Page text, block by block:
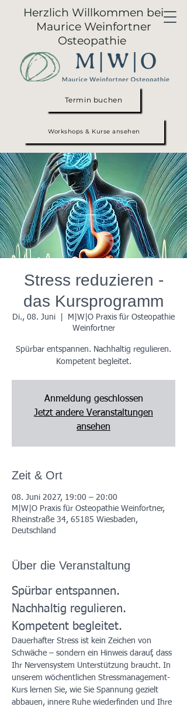
Herzlich Willkommen bei
Maurice Weinfortner
Osteopathie
Termin buchen
Workshops & Kurse ansehen
Stress reduzieren -
das Kursprogramm
Di., 08. Juni
M|W|O Praxis für Osteopathie
Weinfortner
Spürbar entspannen. Nachhaltig regulieren.
Kompetent begleitet.
Anmeldung geschlossen
Jetzt andere Veranstaltungen
ansehen
Zeit & Ort
08. Juni 2027, 19:00 – 20:00
M|W|O Praxis für Osteopathie Weinfortner,
Rheinstraße 34, 65185 Wiesbaden,
Deutschland
Über die Veranstaltung
Spürbar entspannen.
Nachhaltig regulieren.
Kompetent begleitet.
Dauerhafter Stress ist kein Zeichen von
Schwäche – sondern ein Hinweis darauf, dass
Ihr Nervensystem Unterstützung braucht. In
unserem wöchentlichen Stressmanagement-
Kurs lernen Sie, wie Sie Spannung gezielt
abbauen, innere Ruhe wiederfinden und Ihre